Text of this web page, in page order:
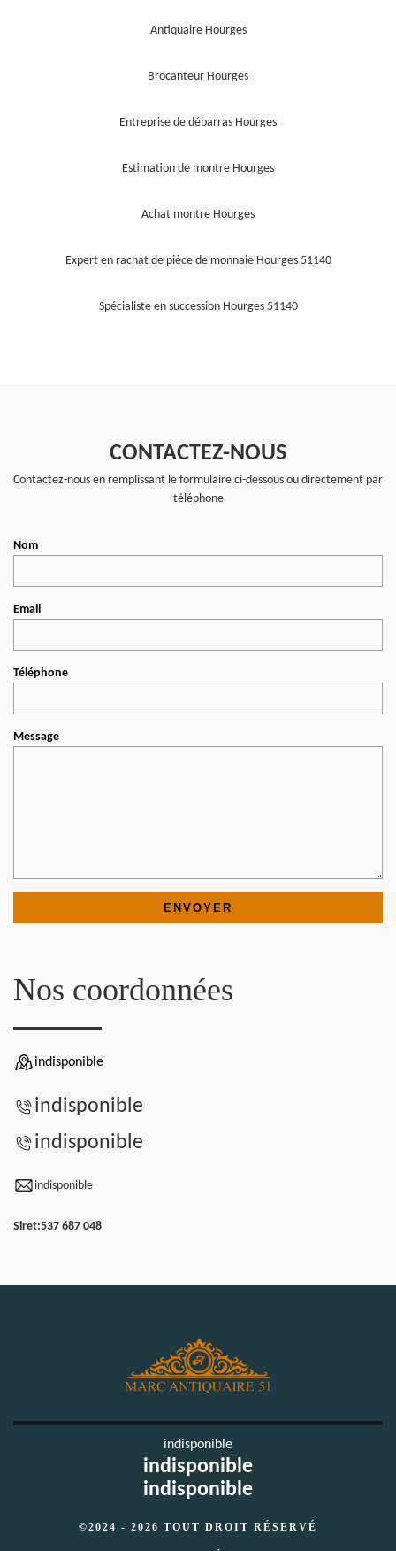
Antiquaire Hourges
Brocanteur Hourges
Entreprise de débarras Hourges
Estimation de montre Hourges
Achat montre Hourges
Expert en rachat de pièce de monnaie Hourges 51140
Spécialiste en succession Hourges 51140
CONTACTEZ-NOUS
Contactez-nous en remplissant le formulaire ci-dessous ou directement par
téléphone
Nom
Email
Téléphone
Message
Nos coordonnées
indisponible
indisponible
indisponible
indisponible
Siret:537 687 048
indisponible
indisponible
indisponible
©2024 - 2026 TOUT DROIT RÉSERVÉ